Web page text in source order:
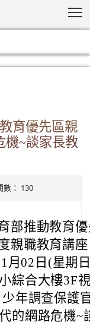
育優先區親
機~談家長教
數： 130
部推動教育
親職教育講
月02日(星期
綜合大樓3F
年調查保護
的網路危機~